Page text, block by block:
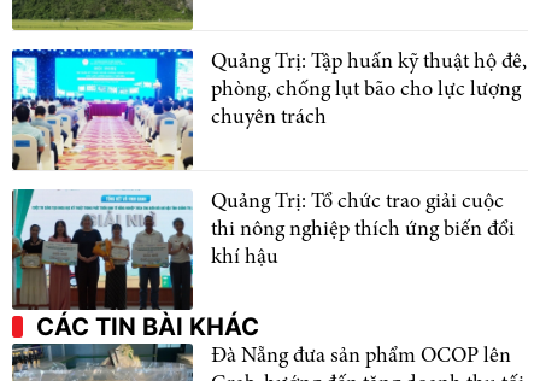
Quảng Trị: Tập huấn kỹ thuật hộ đê,
phòng, chống lụt bão cho lực lượng
chuyên trách
Quảng Trị: Tổ chức trao giải cuộc
thi nông nghiệp thích ứng biến đổi
khí hậu
CÁC TIN BÀI KHÁC
Đà Nẵng đưa sản phẩm OCOP lên